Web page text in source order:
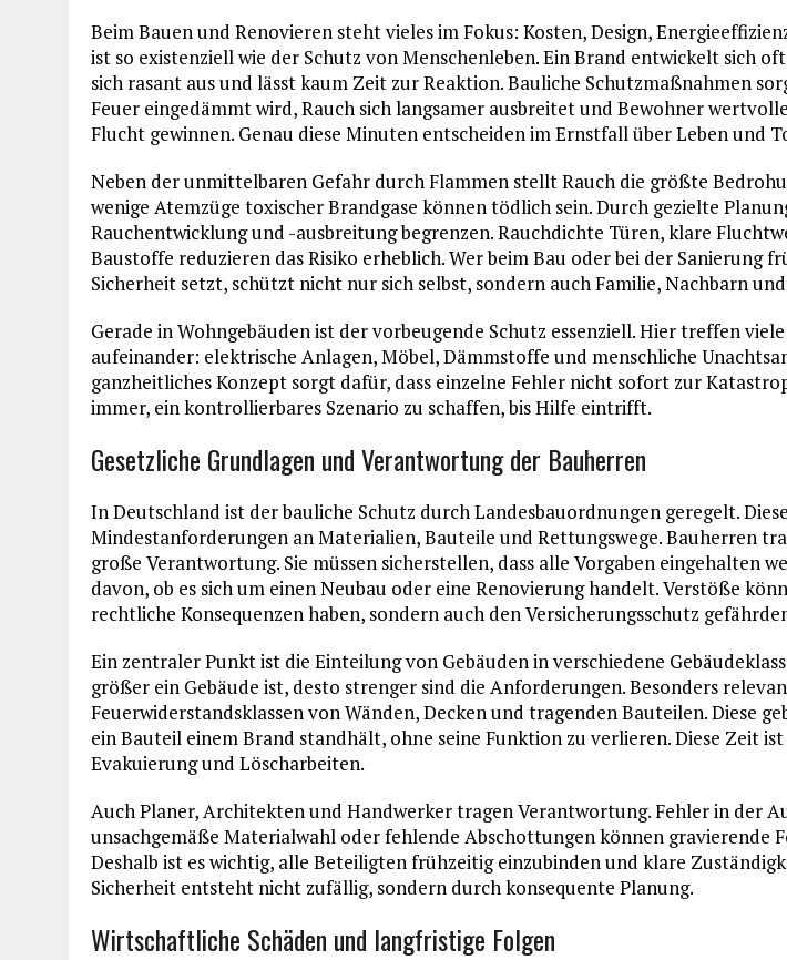
Beim Bauen und Renovieren steht vieles im Fokus: Kosten, Design,
ist so existenziell wie der Schutz von Menschenleben. Ein Brand entwickelt sich
sich rasant aus und lässt kaum Zeit zur Reaktion. Bauliche Schutzmaßnahmen
Feuer eingedämmt wird, Rauch sich langsamer ausbreitet und Bewohner
Flucht gewinnen. Genau diese Minuten entscheiden im Ernstfall über Leben und
Neben der unmittelbaren Gefahr durch Flammen stellt Rauch die größte
wenige Atemzüge toxischer Brandgase können tödlich sein. Durch gezielte
Rauchentwicklung und -ausbreitung begrenzen. Rauchdichte Türen, klare
Baustoffe reduzieren das Risiko erheblich. Wer beim Bau oder bei der Sanierung
Sicherheit setzt, schützt nicht nur sich selbst, sondern auch Familie, Nachbarn
Gerade in Wohngebäuden ist der vorbeugende Schutz essenziell. Hier treffen
aufeinander: elektrische Anlagen, Möbel, Dämmstoffe und menschliche
ganzheitliches Konzept sorgt dafür, dass einzelne Fehler nicht sofort zur
immer, ein kontrollierbares Szenario zu schaffen, bis Hilfe eintrifft.
Gesetzliche Grundlagen und Verantwortung der Bauherren
In Deutschland ist der bauliche Schutz durch Landesbauordnungen geregelt.
Mindestanforderungen an Materialien, Bauteile und Rettungswege. Bauherren
große Verantwortung. Sie müssen sicherstellen, dass alle Vorgaben eingehalten
davon, ob es sich um einen Neubau oder eine Renovierung handelt. Verstöße
rechtliche Konsequenzen haben, sondern auch den Versicherungsschutz
Ein zentraler Punkt ist die Einteilung von Gebäuden in verschiedene
größer ein Gebäude ist, desto strenger sind die Anforderungen. Besonders
Feuerwiderstandsklassen von Wänden, Decken und tragenden Bauteilen. Diese
ein Bauteil einem Brand standhält, ohne seine Funktion zu verlieren. Diese Zeit
Evakuierung und Löscharbeiten.
Auch Planer, Architekten und Handwerker tragen Verantwortung. Fehler in der
unsachgemäße Materialwahl oder fehlende Abschottungen können gravierende
Deshalb ist es wichtig, alle Beteiligten frühzeitig einzubinden und klare
Sicherheit entsteht nicht zufällig, sondern durch konsequente Planung.
Wirtschaftliche Schäden und langfristige Folgen